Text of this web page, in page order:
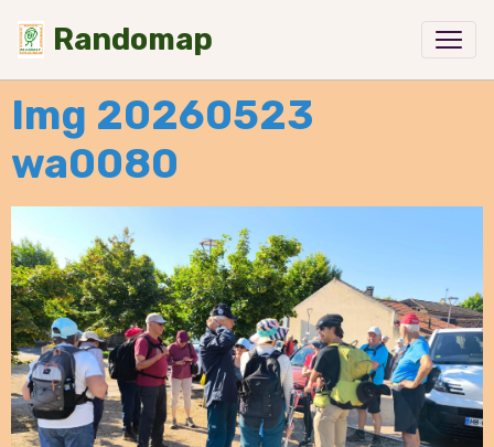
Randomap
Img 20260523
wa0080